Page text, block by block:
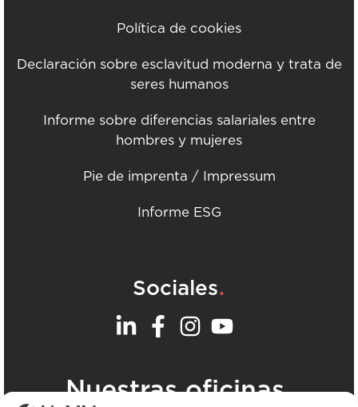
Política de cookies
Declaración sobre esclavitud moderna y trata de
seres humanos
Informe sobre diferencias salariales entre
hombres y mujeres
Pie de imprenta / Impressum
Informe ESG
Sociales.
Nuestras oficinas.